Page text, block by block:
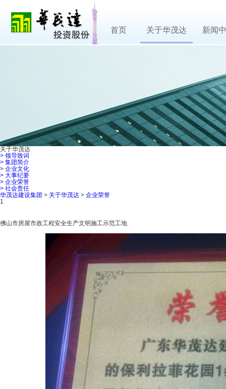
首页 关于华茂达 新闻
关于华茂达
> 领导致词
> 集团简介
> 企业文化
> 大事纪要
> 企业荣誉
> 社会责任
华茂达建设集团 > 关于华茂达 > 企业荣誉
1
佛山市房屋市政工程安全生产文明施工示范工地